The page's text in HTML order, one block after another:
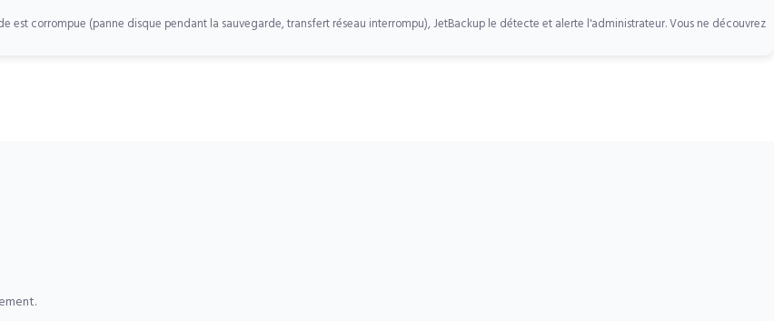
est corrompue (panne disque pendant la sauvegarde, transfert réseau interrompu), JetBackup le détecte et alerte l'administrateur. Vous ne découvrez